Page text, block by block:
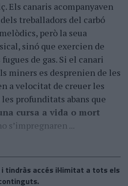
Els canaris acompanyaven
treballadors del carbó
però la seua
sinó que exercien de
de gas. Si el canari
miners es desprenien de les
a velocitat de creuer les
profunditats abans que
cursa a vida o mort
s’impregnaren ...
tindràs accés il·limitat a tots els